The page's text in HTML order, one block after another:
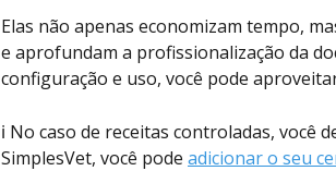
Elas não apenas economizam tempo,
e aprofundam a profissionalização da
configuração e uso, você pode
ℹ️ No caso de receitas controladas, você
SimplesVet, você pode adicionar o seu